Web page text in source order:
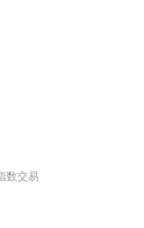
数交易